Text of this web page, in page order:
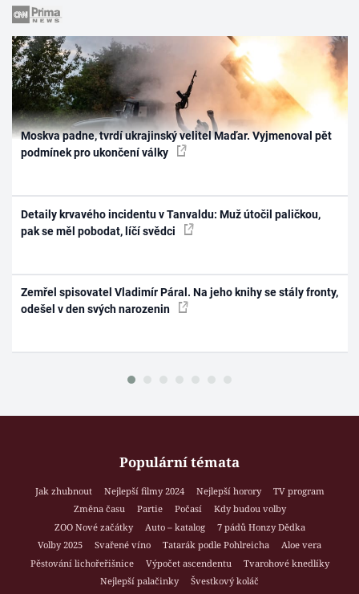
Moskva padne, tvrdí ukrajinský velitel Maďar. Vyjmenoval pět
podmínek pro ukončení války
Detaily krvavého incidentu v Tanvaldu: Muž útočil paličkou,
pak se měl pobodat, líčí svědci
Zemřel spisovatel Vladimír Páral. Na jeho knihy se stály fronty,
odešel v den svých narozenin
Populární témata
Jak zhubnout Nejlepší filmy 2024 Nejlepší horory
TV program
Změna času
Partie Počasí
Kdy budou volby
ZOO Nové začátky
Auto – katalog
7 pádů Honzy Dědka
Volby 2025
Svařené víno Tatarák podle Pohlreicha
Aloe vera
Pěstování lichořeřišnice
Výpočet ascendentu
Tvarohové knedlíky
Nejlepší palačinky
Švestkový koláč